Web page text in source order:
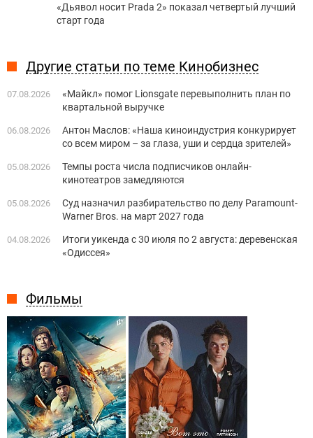
Фильмы
«Дьявол носит Prada 2» показал четвертый лучший
старт года
Другие статьи по теме Кинобизнес
07.08.2026
«Майкл» помог Lionsgate перевыполнить план по
квартальной выручке
06.08.2026
Антон Маслов: «Наша киноиндустрия конкурирует
со всем миром – за глаза, уши и сердца зрителей»
05.08.2026
Темпы роста числа подписчиков онлайн-
кинотеатров замедляются
05.08.2026
Суд назначил разбирательство по делу Paramount-
Warner Bros. на март 2027 года
04.08.2026
Итоги уикенда с 30 июля по 2 августа: деревенская
«Одиссея»